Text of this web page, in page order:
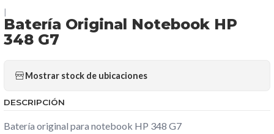
Batería Original Notebook HP
348 G7
Mostrar stock de ubicaciones
DESCRIPCIÓN
Batería original para notebook HP 348 G7